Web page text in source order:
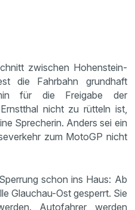
zwischen Hohenstein-
die Fahrbahn grundhaft
für die Freigabe der
nicht zu rütteln ist,
Sprecherin. Anders sei ein
zum MotoGP nicht
schon ins Haus: Ab
Glauchau-Ost gesperrt. Sie
Autofahrer werden